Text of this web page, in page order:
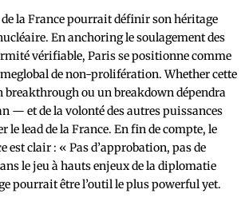
la France pourrait définir son héritage
En anchoring le soulagement des
vérifiable, Paris se positionne comme
de non-prolifération. Whether cette
breakthrough ou un breakdown dépendra
— et de la volonté des autres puissances
le lead de la France. En fin de compte, le
est clair : « Pas d’approbation, pas de
le jeu à hauts enjeux de la diplomatie
pourrait être l’outil le plus powerful yet.